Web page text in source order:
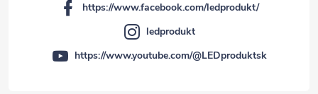
https://www.facebook.com/ledprodukt/
ledprodukt
https://www.youtube.com/@LEDproduktsk